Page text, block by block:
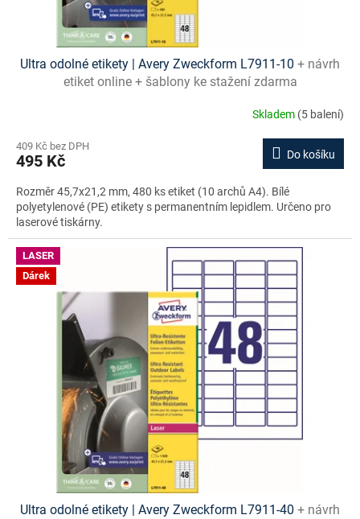
Ultra odolné etikety | Avery Zweckform L7911-10 + návrh
etiket online + šablony ke stažení zdarma
Skladem (5 balení)
409 Kč bez DPH
495 Kč Do košíku
Rozměr 45,7x21,2 mm, 480 ks etiket (10 archů A4). Bílé
polyetylenové (PE) etikety s permanentním lepidlem. Určeno pro
laserové tiskárny.
LASER
Dárek
Ultra odolné etikety | Avery Zweckform L7911-40 + návrh